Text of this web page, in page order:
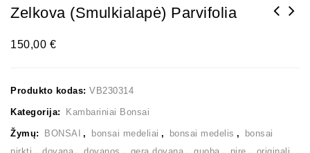
Zelkova (smulkialapė) Parvifolia
150,00€
Produkto kodas: VB230314
Kategorija: Kambariniai Bonsai
Žymų: BONSAI , bonsai medeliai , bonsai medelis ,
bonsai